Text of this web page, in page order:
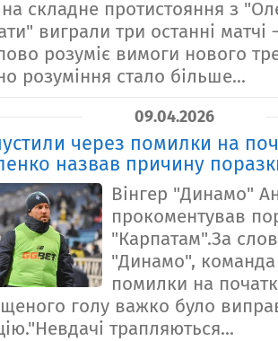
складне протистояння з
виграли три останні матчі
розуміє вимоги нового
розуміння стало більше...
09.04.2026
через помилки на
назвав причину
Вінгер "Динамо"
прокоментував
"Карпатам".За
"Динамо", команда
помилки на
голу важко було
трапляються...